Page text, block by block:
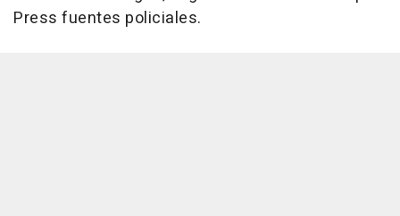
Press fuentes policiales.